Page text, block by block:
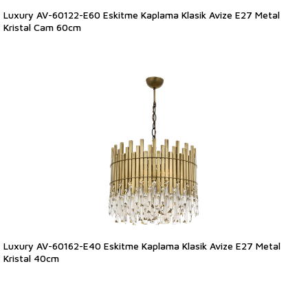
Luxury AV-60122-E60 Eskitme Kaplama Klasik Avize E27 Metal
Kristal Cam 60cm
Luxury AV-60162-E40 Eskitme Kaplama Klasik Avize E27 Metal
Kristal 40cm